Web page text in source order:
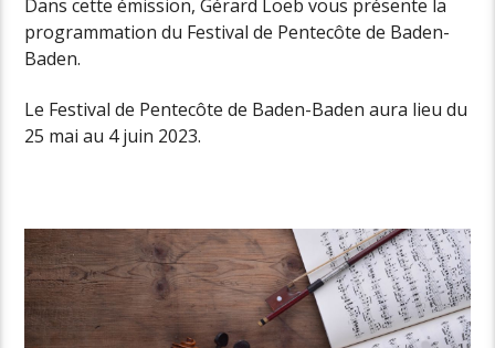
Dans cette émission, Gérard Loeb vous présente la
programmation du Festival de Pentecôte de Baden-
Baden.
Le Festival de Pentecôte de Baden-Baden aura lieu du
25 mai au 4 juin 2023.